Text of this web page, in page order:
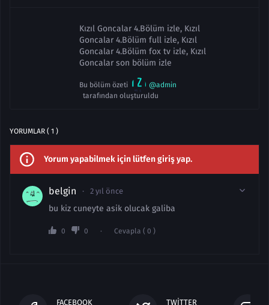
Kızıl Goncalar 4.Bölüm izle, Kızıl
Goncalar 4.Bölüm full izle, Kızıl
Goncalar 4.Bölüm fox tv izle, Kızıl
Goncalar son bölüm izle
Bu bölüm özeti
@admin
tarafından oluşturuldu
YORUMLAR ( 1 )
Yorum yapabilmek için lütfen giriş yap.
belgin 2 yıl önce
bu kiz cuneyte asik olucak galiba
0 0 Cevapla ( 0 )
FACEBOOK TWITTER